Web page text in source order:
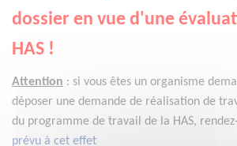
dossier en vue d'une
HAS !
Attention : si vous êtes un organisme
déposer une demande de réalisation de
du programme de travail de la HAS,
prévu à cet effet